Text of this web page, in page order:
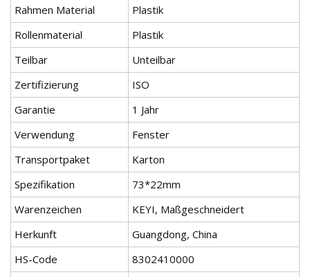
Rahmen Material
Plastik
Rollenmaterial
Plastik
Teilbar
Unteilbar
Zertifizierung
ISO
Garantie
1 Jahr
Verwendung
Fenster
Transportpaket
Karton
Spezifikation
73*22mm
Warenzeichen
KEYI, Maßgeschneidert
Herkunft
Guangdong, China
HS-Code
8302410000